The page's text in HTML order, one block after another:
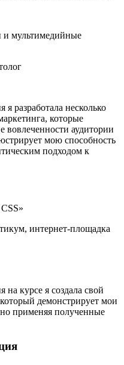
мультимедийные
я разработала несколько
которые
вовлеченности аудитории
мою способность
подходом к
интернет-площадка
на курсе я создала свой
демонстрирует мои
применяя полученные